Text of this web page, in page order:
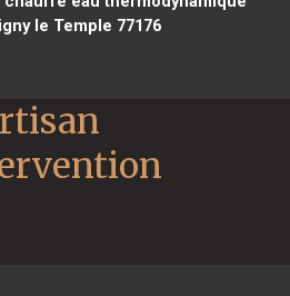
le Temple 77176